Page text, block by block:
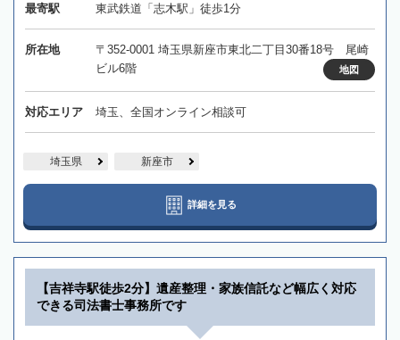
最寄駅 東武鉄道「志木駅」徒歩1分
所在地
〒352-0001 埼玉県新座市東北二丁目30番18号 尾崎
ビル6階
地図
対応エリア 埼玉、全国オンライン相談可
埼玉県 新座市
詳細を見る
【吉祥寺駅徒歩2分】遺産整理・家族信託など幅広く対応
できる司法書士事務所です